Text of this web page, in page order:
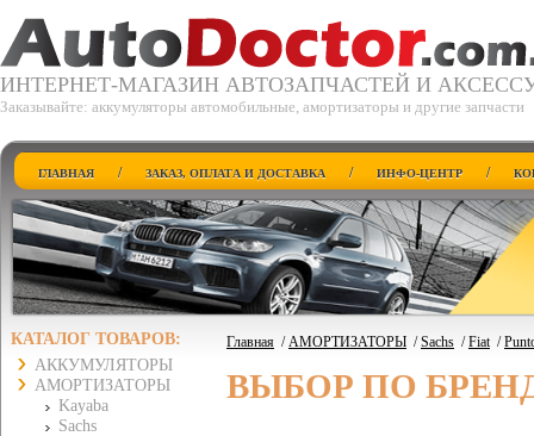
ИНТЕРНЕТ-МАГАЗИН АВТОЗАПЧАСТЕЙ И
Заказывайте: аккумуляторы автомобильные, амортизаторы и другие запчасти
ГЛАВНАЯ / ЗАКАЗ, ОПЛАТА И ДОСТАВКА / ИНФО-ЦЕНТР /
КАТАЛОГ ТОВАРОВ:
АККУМУЛЯТОРЫ
АМОРТИЗАТОРЫ
Kayaba
Sachs
Главная /АМОРТИЗАТОРЫ /Sachs /Fiat/
ВЫБОР ПО